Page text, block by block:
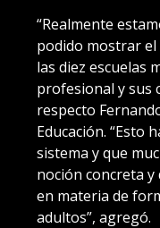
“Realmente
podido mostrar
las diez escuelas
profesional y sus
respecto
Educación. “Esto
sistema y que
noción concreta
en materia de
adultos”, agregó.